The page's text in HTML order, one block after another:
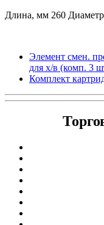
Длина, мм 260
Элемент смен.
для х/в (комп. 3
Комплект